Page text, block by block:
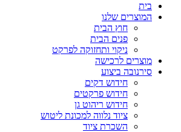
בית
המוצרים שלנו
חוץ הבית
פנים הבית
ניקוי ותחזוקה לפרקט
מוצרים לרכישה
סירנובה ביצוע
חידוש דקים
חידוש פרקטים
חידוש ריהוט גן
ציוד נלווה למכונת ליטוש
השכרת ציוד